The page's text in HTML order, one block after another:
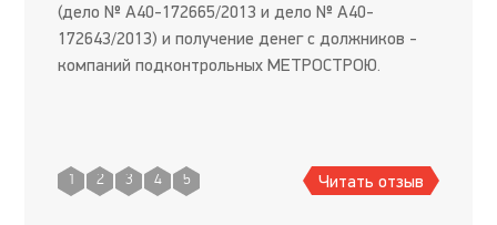
(дело № А40-172665/2013 и дело № А40-
172643/2013) и получение денег с должников -
компаний подконтрольных МЕТРОСТРОЮ.
1 2 3 4 5 Читать отзыв